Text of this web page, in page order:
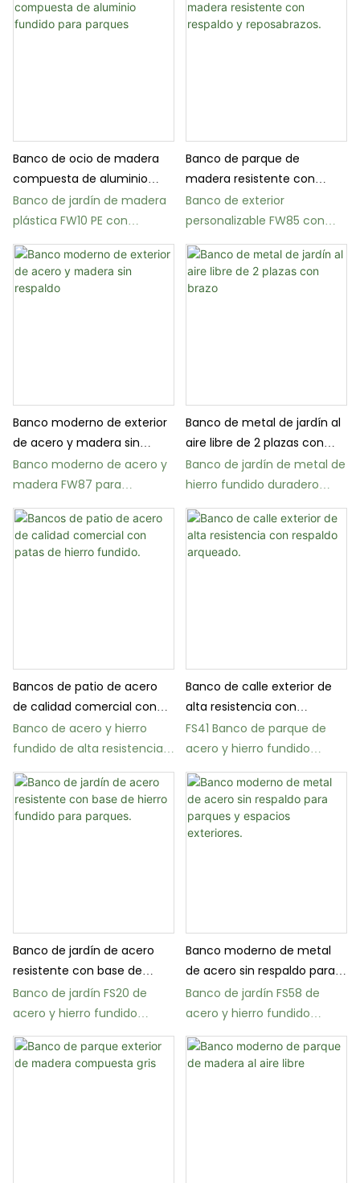
fundido.
Banco de ocio de madera
compuesta de aluminio
fundido para parques
Banco de jardín de madera
plástica FW10 PE con
reposabrazos central
Banco de parque de
madera resistente con
respaldo y reposabrazos.
Banco de exterior
personalizable FW85 con
estructura de acero y
listones de madera.
Banco moderno de exterior
de acero y madera sin
respaldo
Banco moderno de acero y
madera FW87 para
exteriores, ideal para jardín y
patio.
Banco de metal de jardín al
aire libre de 2 plazas con
brazo
Banco de jardín de metal de
hierro fundido duradero
FS42 con brazos
Bancos de patio de acero
de calidad comercial con
patas de hierro fundido.
Banco de acero y hierro
fundido de alta resistencia
FS21 para patios exteriores
Banco de calle exterior de
alta resistencia con
respaldo arqueado.
FS41 Banco de parque de
acero y hierro fundido
duradero para uso en calles
Banco de jardín de acero
resistente con base de
hierro fundido para parques.
Banco de jardín FS20 de
acero y hierro fundido
duradero para uso exterior.
Banco moderno de metal
de acero sin respaldo para
parques y espacios
exteriores.
Banco de jardín FS58 de
acero y hierro fundido
duradero para uso exterior.